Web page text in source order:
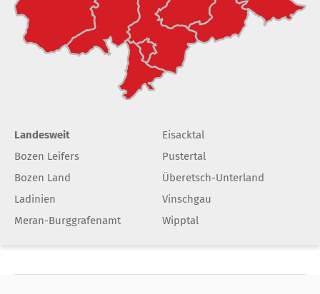
Landesweit
Bozen Leifers
Bozen Land
Ladinien
Meran-Burggrafenamt
Eisacktal
Pustertal
Überetsch-Unterland
Vinschgau
Wipptal